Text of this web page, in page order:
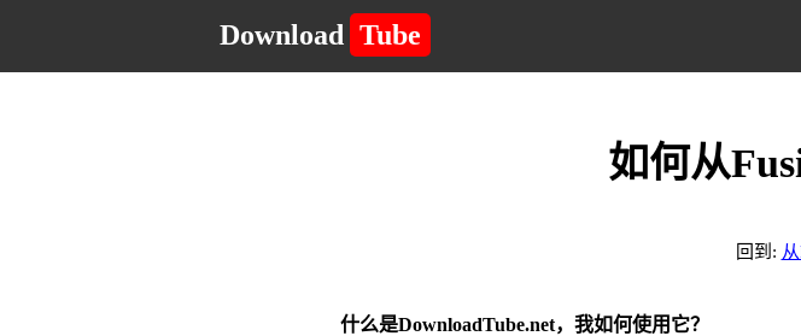
Download Tube
如何从
回到:
什么是DownloadTube.net，我如何使用它？